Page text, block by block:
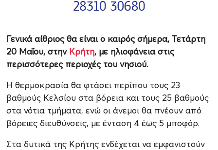
Γενικά αίθριος θα είναι ο καιρός σήμερα, Τετάρτη
20 Μαΐου, στην Κρήτη, με ηλιοφάνεια στις
περισσότερες περιοχές του νησιού.
Η θερμοκρασία θα φτάσει περίπου τους 23
βαθμούς Κελσίου στα βόρεια και τους 25 βαθμούς
στα νότια τμήματα, ενώ οι άνεμοι θα πνέουν από
βόρειες διευθύνσεις, με ένταση 4 έως 5 μποφόρ.
Στα δυτικά της Κρήτης ενδέχεται να εμφανιστούν